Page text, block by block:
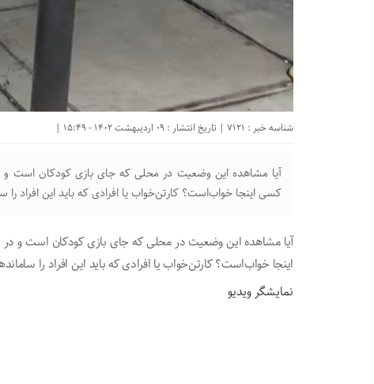
شناسه خبر : 7121 | تاریخ انتشار : 09 اردیبهشت 1402 - 15:49 |
آیا مشاهده این وضعیت در محلی که جای بازی کودکان‌
کسی‌ اینجا خواب‌است؟ کارتن‌خواب یا افرادی که باید این افراد
آیا مشاهده این وضعیت در محلی که جای بازی کودکان‌ است و
اینجا خواب‌است؟ کارتن‌خواب یا افرادی که باید این افراد را
نمایشگر ویدیو